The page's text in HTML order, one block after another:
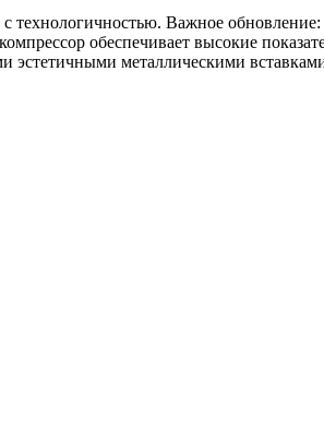
Важное
обеспечивает высокие
металлическими